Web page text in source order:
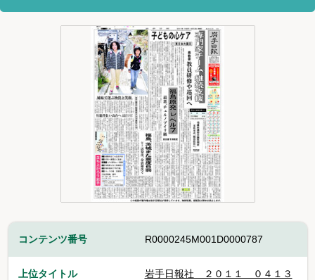
Foreign Laguage
コンテンツ番号 R0000245M001D0000787
上位タイトル 岩手日報社＿２０１１＿０４１３